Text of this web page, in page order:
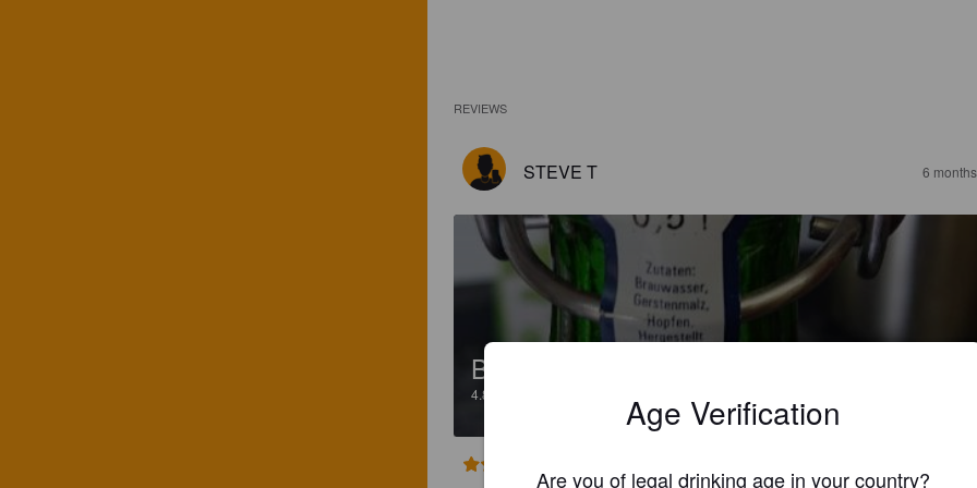
REVIEWS
STEVE T 6
BERGSCHLÖSSCHEN DUNKEL
4.8% Age Verification
Are you of legal drinking age in your country?